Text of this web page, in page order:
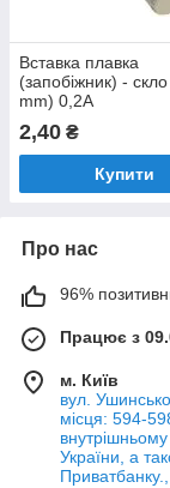
Вставка плавка
(запобіжник) -
mm) 0,2A
2,40 ₴
Купити
Про нас
96%
Працює з
м. Київ
вул.
місця: 594-
України, а